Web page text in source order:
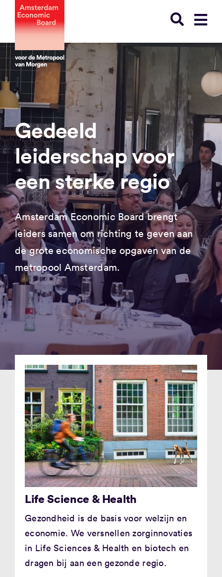
naar
inhoud
Gedeeld
leiderschap voor
een sterke regio
Amsterdam Economic Board brengt
leiders samen om richting te geven aan
de grote economische opgaven van de
metropool Amsterdam.
Life Science & Health
Gezondheid is de basis voor welzijn en
economie. We versnellen zorginnovaties
in Life Sciences & Health en biotech en
dragen bij aan een gezonde regio.